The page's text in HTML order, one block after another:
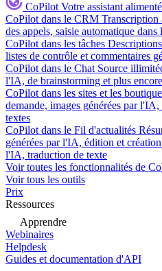
CoPilot Votre assistant
CoPilot dans le CRM Transcription
des appels, saisie automatique dans
CoPilot dans les tâches Descriptions
listes de contrôle et commentaires
CoPilot dans le Chat Source
l'IA, de brainstorming et plus encore
CoPilot dans les sites et les
demande, images générées par
textes
CoPilot dans le Fil d'actualités
générées par l'IA, édition et
l'IA, traduction de texte
Voir toutes les fonctionnalités de
Voir tous les outils
Prix
Ressources
Apprendre
Webinaires
Helpdesk
Guides et documentation d'API